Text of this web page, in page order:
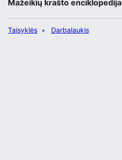
Mažeikių krašto enciklopedija
Taisyklės Darbalaukis